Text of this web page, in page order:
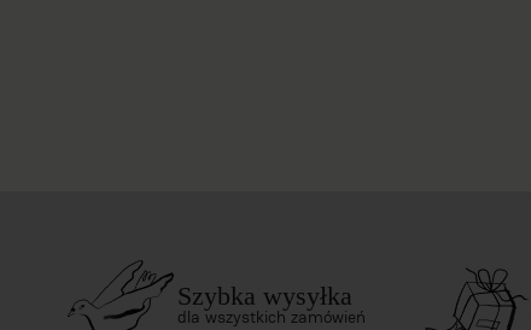
Szybka wysyłka
dla wszystkich zamówień